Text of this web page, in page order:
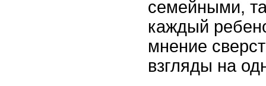
семейными,
каждый
мнение
взгляды на